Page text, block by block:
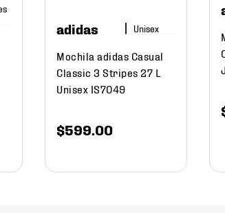
adidas
Mochila adidas Casual
Classic 3 Stripes 27 L
Unisex IS7049
$599.00